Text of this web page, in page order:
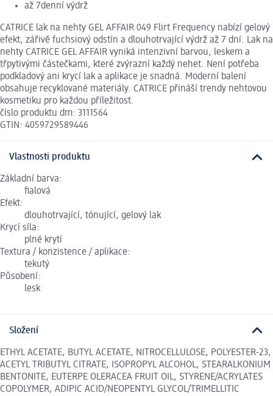
až 7denní výdrž
CATRICE lak na nehty GEL AFFAIR 049 Flirt Frequency nabízí gelový
efekt, zářivě fuchsiový odstín a dlouhotrvající výdrž až 7 dní. Lak na
nehty CATRICE GEL AFFAIR vyniká intenzivní barvou, leskem a
třpytivými částečkami, které zvýrazní každý nehet. Není potřeba
podkladový ani krycí lak a aplikace je snadná. Moderní balení
obsahuje recyklované materiály. CATRICE přináší trendy nehtovou
kosmetiku pro každou příležitost.
číslo produktu dm: 3111564
GTIN: 4059729589446
Vlastnosti produktu
Základní barva:
fialová
Efekt:
dlouhotrvající, tónující, gelový lak
Krycí síla:
plné krytí
Textura / konzistence / aplikace:
tekutý
Působení:
lesk
Složení
ETHYL ACETATE, BUTYL ACETATE, NITROCELLULOSE, POLYESTER-23,
ACETYL TRIBUTYL CITRATE, ISOPROPYL ALCOHOL, STEARALKONIUM
BENTONITE, EUTERPE OLERACEA FRUIT OIL, STYRENE/ACRYLATES
COPOLYMER, ADIPIC ACID/NEOPENTYL GLYCOL/TRIMELLITIC